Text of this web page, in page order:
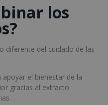
los
diferente del cuidado de las
apoyar el bienestar de la
gracias al extracto